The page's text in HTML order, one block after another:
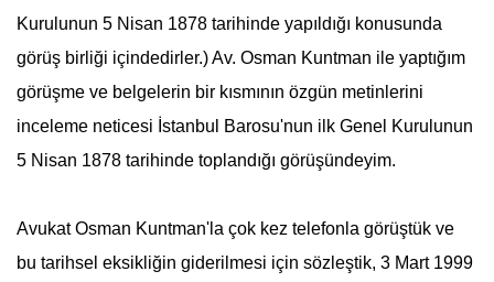
Kurulunun 5 Nisan 1878 tarihinde yapıldığı konusunda
görüş birliği içindedirler.) Av. Osman Kuntman ile yaptığım
görüşme ve belgelerin bir kısmının özgün metinlerini
inceleme neticesi İstanbul Barosu'nun ilk Genel Kurulunun
5 Nisan 1878 tarihinde toplandığı görüşündeyim.
Avukat Osman Kuntman'la çok kez telefonla görüştük ve
bu tarihsel eksikliğin giderilmesi için sözleştik, 3 Mart 1999